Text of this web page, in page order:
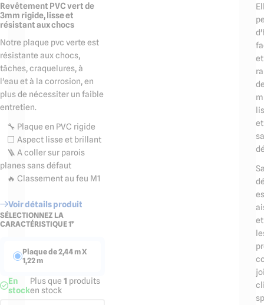
Revêtement PVC vert de
3mm rigide, lisse et
résistant aux chocs
Notre plaque pvc verte est
résistante aux chocs,
tâches, craquelures, à
l'eau et à la corrosion, en
plus de nécessiter un faible
entretien.
🔧 Plaque en PVC rigide
⬜️ Aspect lisse et brillant
🪜 A coller sur parois
planes sans défaut
🔥 Classement au feu M1
Voir détails produit
SÉLECTIONNEZ LA
CARACTÉRISTIQUE 1*
Plaque de 2,44 m X
1,22 m
En
stock
Plus que 1 produits
en stock
et
et
et